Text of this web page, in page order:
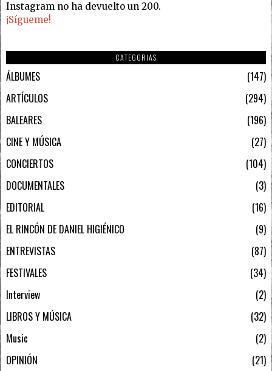
Instagram no ha devuelto un 200.
¡Sígueme!
CATEGORIAS
ÁLBUMES
147
ARTÍCULOS
294
BALEARES
196
CINE Y MÚSICA
27
CONCIERTOS
104
DOCUMENTALES
3
EDITORIAL
16
EL RINCÓN DE DANIEL HIGIÉNICO
9
ENTREVISTAS
87
FESTIVALES
34
Interview
2
LIBROS Y MÚSICA
32
Music
2
OPINIÓN
21